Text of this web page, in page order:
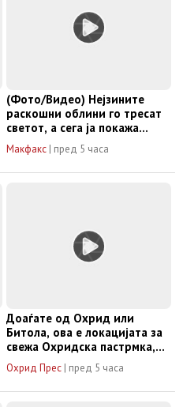
(Фото/Видео) Нејзините
раскошни облини го тресат
светот, а сега ја покажа
својата најсекси верзија
Макфакс | пред 5 часа
Доаѓате од Охрид или
Битола, ова е локацијата за
свежа Охридска пастрмка,
зеленило и бегство од
градската врева: Ве очекува
ovanoski Bar & Restaurant by
Охрид Прес | пред 5 часа